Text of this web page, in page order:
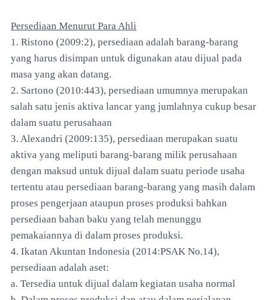
Persediaan Menurut Para Ahli
1. Ristono (2009:2), persediaan adalah barang-barang
yang harus disimpan untuk digunakan atau dijual pada
masa yang akan datang.
2. Sartono (2010:443), persediaan umumnya merupakan
salah satu jenis aktiva lancar yang jumlahnya cukup besar
dalam suatu perusahaan
3. Alexandri (2009:135), persediaan merupakan suatu
aktiva yang meliputi barang-barang milik perusahaan
dengan maksud untuk dijual dalam suatu periode usaha
tertentu atau persediaan barang-barang yang masih dalam
proses pengerjaan ataupun proses produksi bahkan
persediaan bahan baku yang telah menunggu
pemakaiannya di dalam proses produksi.
4. Ikatan Akuntan Indonesia (2014:PSAK No.14),
persediaan adalah aset:
a. Tersedia untuk dijual dalam kegiatan usaha normal